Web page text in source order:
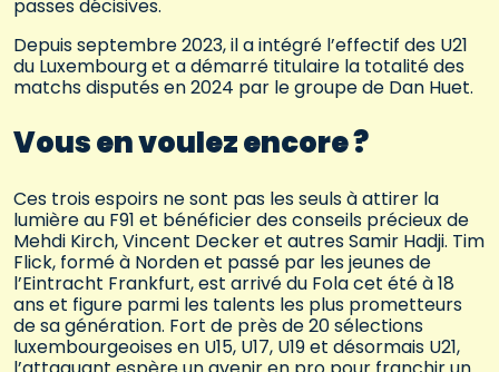
passes décisives.
Depuis septembre 2023, il a intégré l’effectif des U21
du Luxembourg et a démarré titulaire la totalité des
matchs disputés en 2024 par le groupe de Dan Huet.
Vous en voulez encore ?
Ces trois espoirs ne sont pas les seuls à attirer la
lumière au F91 et bénéficier des conseils précieux de
Mehdi Kirch, Vincent Decker et autres Samir Hadji. Tim
Flick, formé à Norden et passé par les jeunes de
l’Eintracht Frankfurt, est arrivé du Fola cet été à 18
ans et figure parmi les talents les plus prometteurs
de sa génération. Fort de près de 20 sélections
luxembourgeoises en U15, U17, U19 et désormais U21,